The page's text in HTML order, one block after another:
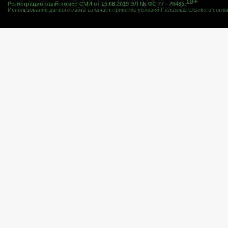
Регистрационный номер СМИ от 15.08.2019 ЭЛ № ФС 77 - 76485.
Использование данного сайта означает принятие условий Пользовательского